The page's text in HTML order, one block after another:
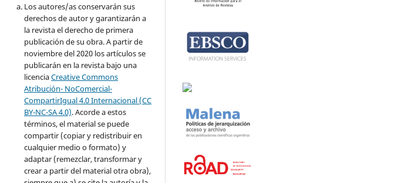
Los autores/as conservarán sus
derechos de autor y garantizarán a
la revista el derecho de primera
publicación de su obra. A partir de
noviembre del 2020 los artículos se
publicarán en la revista bajo una
licenciaCreative Commons
Atribución- NoComercial-
CompartirIgual 4.0 Internacional (CC
BY-NC-SA 4.0). Acorde a estos
términos, el material se puede
compartir (copiar y redistribuir en
cualquier medio o formato) y
adaptar (remezclar, transformar y
crear a partir del material otra obra),